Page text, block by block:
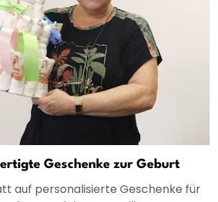
Geschenke zur Geburt
auf personalisierte Geschenke für